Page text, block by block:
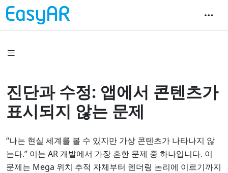
진단과 수정: 앱에서 콘텐츠가
표시되지 않는 문제
“나는 현실 세계를 볼 수 있지만 가상 콘텐츠가 나타나지 않
는다.” 이는 AR 개발에서 가장 흔한 문제 중 하나입니다. 이
문제는 Mega 위치 추적 자체부터 렌더링 논리에 이르기까지